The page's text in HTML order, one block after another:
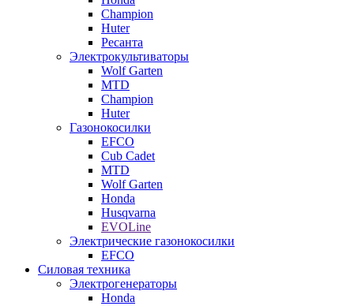
Champion
Huter
Ресанта
Электрокультиваторы
Wolf Garten
MTD
Champion
Huter
Газонокосилки
EFCO
Cub Cadet
MTD
Wolf Garten
Honda
Husqvarna
EVOLine
Электрические газонокосилки
EFCO
Силовая техника
Электрогенераторы
Honda